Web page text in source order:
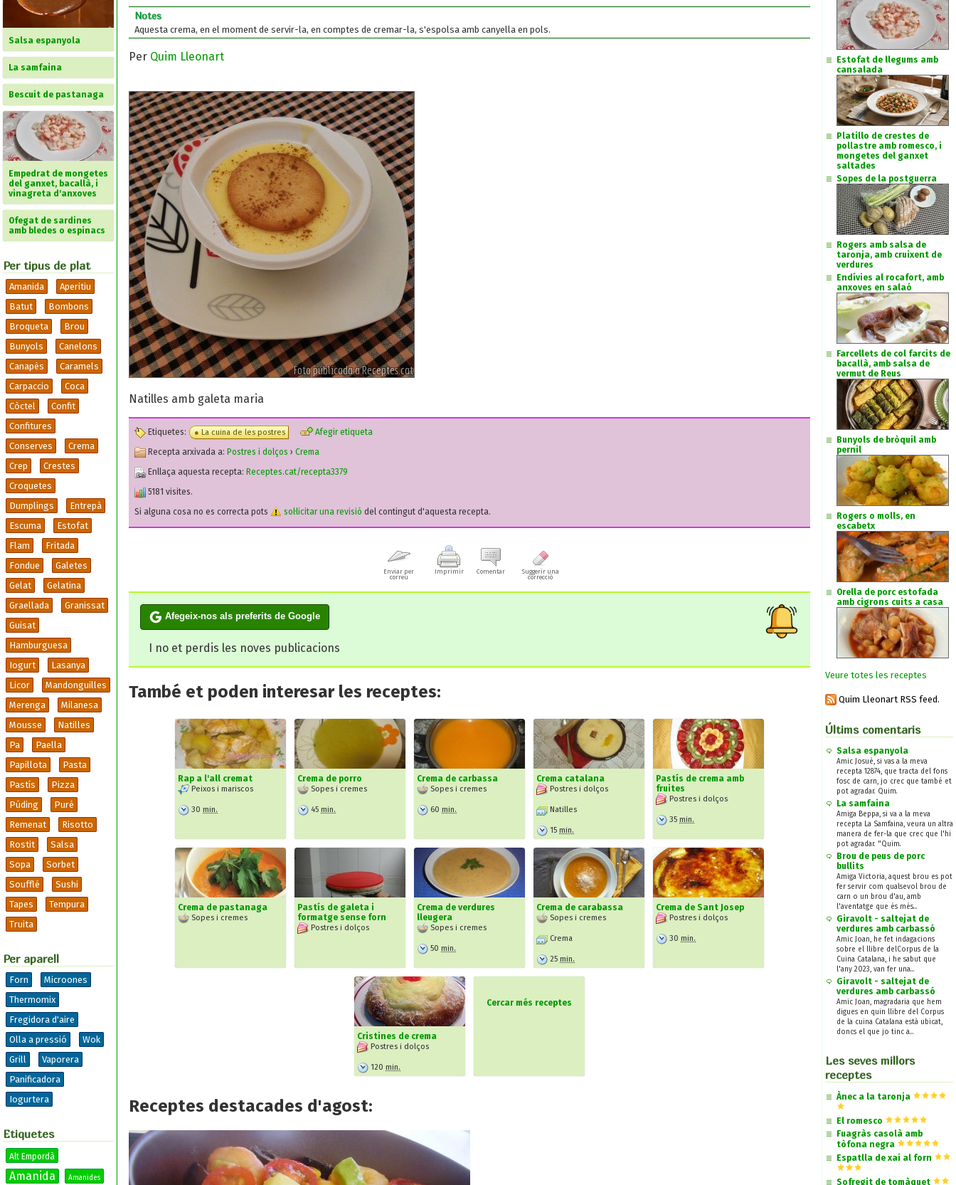
Salsa espanyola
La samfaina
Bescuit de pastanaga
Empedrat de mongetes
del ganxet, bacallà, i
vinagreta d'anxoves
Ofegat de sardines
amb bledes o espinacs
Per tipus de plat
Amanida
Aperitiu
Batut
Bombons
Broqueta
Brou
Bunyols
Canelons
Canapès
Caramels
Carpaccio
Coca
Còctel
Confit
Confitures
Conserves
Crema
Crep
Crestes
Croquetes
Dumplings
Entrepà
Escuma
Estofat
Flam
Fritada
Fondue
Galetes
Gelat
Gelatina
Graellada
Granissat
Guisat
Hamburguesa
Iogurt
Lasanya
Licor
Mandonguilles
Merenga
Milanesa
Mousse
Natilles
Pa
Paella
Papillota
Pasta
Pastís
Pizza
Púding
Puré
Remenat
Risotto
Rostit
Salsa
Sopa
Sorbet
Soufflé
Sushi
Tapes
Tempura
Truita
Per aparell
Forn
Microones
Thermomix
Fregidora d'aire
Olla a pressió
Wok
Grill
Vaporera
Panificadora
Iogurtera
Etiquetes
Alt Empordà
Amanida Amanides
Notes
Aquesta crema, en el moment de servir-la, en comptes de cremar-la, s'espolsa amb canyella en pols.
Per Quim Lleonart
Natilles amb galeta maria
Etiquetes: La cuina de les postres
Afegir etiqueta
Recepta arxivada a: Postres i dolços › Crema
Enllaça aquesta recepta: Receptes.cat/recepta3379
5181 visites.
Si alguna cosa no es correcta pots
sol·licitar una revisió del contingut d'aquesta recepta.
Enviar per
correu
Imprimir Comentar
Suggerir una
correcció
Afegeix-nos als preferits de Google
I no et perdis les noves publicacions
També et poden interesar les receptes:
Rap a l'all cremat
Peixos i mariscos
30 min.
Crema de porro
Sopes i cremes
45 min.
Crema de carbassa
Sopes i cremes
60 min.
Crema catalana
Postres i dolços
Natilles
15 min.
Pastís de crema amb
fruites
Postres i dolços
35 min.
Crema de pastanaga
Sopes i cremes
Pastís de galeta i
formatge sense forn
Postres i dolços
Crema de verdures
lleugera
Sopes i cremes
50 min.
Crema de carabassa
Sopes i cremes
Crema
25 min.
Crema de Sant Josep
Postres i dolços
30 min.
Cristines de crema
Postres i dolços
120 min.
Cercar més receptes
Receptes destacades d'agost:
Estofat de llegums amb
cansalada
Platillo de crestes de
pollastre amb romesco, i
mongetes del ganxet
saltades
Sopes de la postguerra
Rogers amb salsa de
taronja, amb cruixent de
verdures
Endívies al rocafort, amb
anxoves en salaó
Farcellets de col farcits de
bacallà, amb salsa de
vermut de Reus
Bunyols de bròquil amb
pernil
Rogers o molls, en
escabetx
Orella de porc estofada
amb cigrons cuits a casa
Veure totes les receptes
Quim Lleonart RSS feed.
Últims comentaris
Salsa espanyola
Amic Josuè, si vas a la meva
recepta 12874, que tracta del fons
fosc de carn, jo crec que també et
pot agradar. Quim.
La samfaina
Amiga Beppa, si va a la meva
recepta La Samfaina, veura un altra
manera de fer-la que crec que l'hi
pot agradar. "Quim.
Brou de peus de porc
bullits
Amiga Victoria, aquest brou es pot
fer servir com qualsevol brou de
carn o un brou d'au, amb
l'aventatge que és més...
Giravolt - saltejat de
verdures amb carbassó
Amic Joan, he fet indagacions
sobre el llibre delCorpus de la
Cuina Catalana, i he sabut que
l'any 2023, van fer una...
Giravolt - saltejat de
verdures amb carbassó
Amic Joan, magradaria que hem
digues en quin llibre del Corpus
de la cuina Catalana està ubicat,
doncs el que jo tinc a...
Les seves millors
receptes
Ànec a la taronja
El romesco
Fuagràs casolà amb
tòfona negra
Espatlla de xai al forn
Sofregit de tomàquet